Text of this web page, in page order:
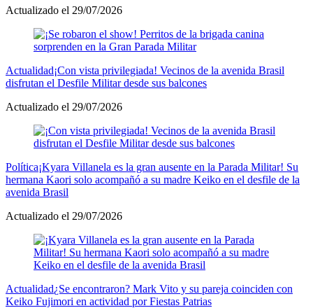
Actualizado el 29/07/2026
Actualidad¡Con vista privilegiada! Vecinos de la avenida Brasil
disfrutan el Desfile Militar desde sus balcones
Actualizado el 29/07/2026
Política¡Kyara Villanela es la gran ausente en la Parada Militar! Su
hermana Kaori solo acompañó a su madre Keiko en el desfile de la
avenida Brasil
Actualizado el 29/07/2026
Actualidad¿Se encontraron? Mark Vito y su pareja coinciden con
Keiko Fujimori en actividad por Fiestas Patrias